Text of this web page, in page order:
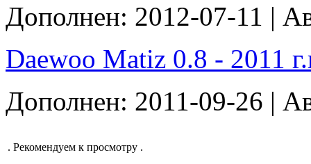
Дополнен: 2012-07-11 |
Daewoo Matiz 0.8 - 2011
Дополнен: 2011-09-26 |
. Рекомендуем к просмотру .